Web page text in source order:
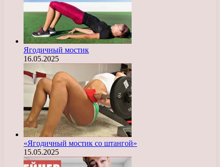
Ягодичный мостик
16.05.2025
«Ягодичный мостик со штангой»
15.05.2025